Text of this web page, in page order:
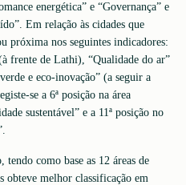
energética” e “Governança” e
Em relação às cidades que
próxima nos seguintes indicadores:
frente de Lathi), “Qualidade do ar”
e eco-inovação” (a seguir a
se a 6ª posição na área
sustentável” e a 11ª posição no
como base as 12 áreas de
obteve melhor classificação em